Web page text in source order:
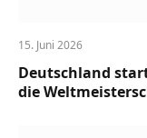
15. Juni 2026
Deutschland
die